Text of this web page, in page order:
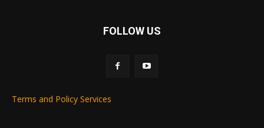
FOLLOW US
Terms and Policy Services